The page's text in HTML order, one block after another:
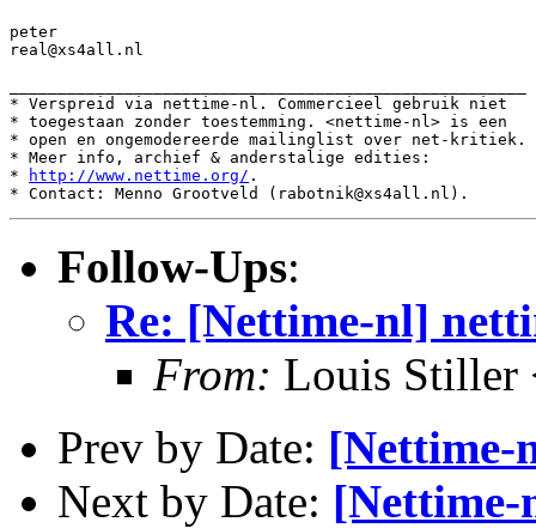
peter
real@xs4all.nl
* Verspreid via nettime-nl. Commercieel gebruik niet
* toegestaan zonder toestemming. <nettime-nl> is een
* open en ongemodereerde mailinglist over net-kritiek.
* Meer info, archief & anderstalige edities:
*
http://www.nettime.org/ .
Follow-Ups:
Re: [Nettime-nl]
From: Louis Stiller
Prev by Date: [Nettime-
Next by Date: [Nettime-